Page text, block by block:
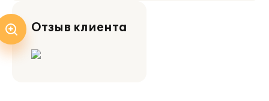
Отзыв клиента